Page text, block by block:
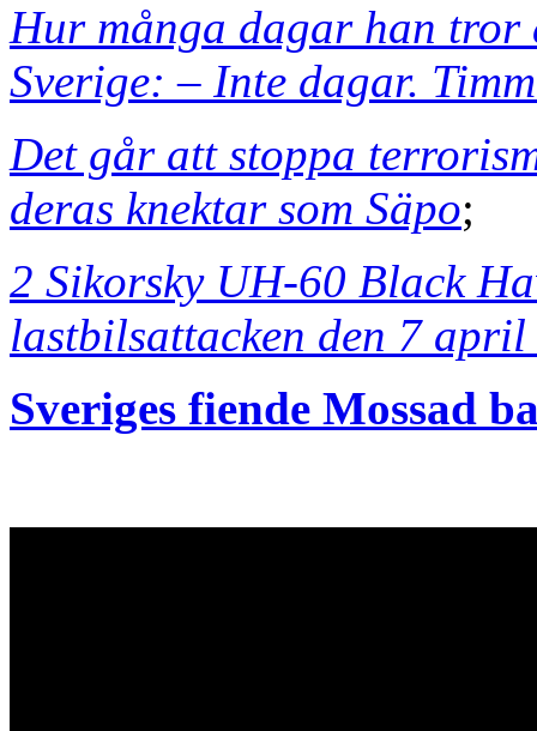
Hur många dagar han tror
Sverige: – Inte dagar.
Det går att stoppa
deras knektar som Säpo;
2 Sikorsky UH-60 Black
lastbilsattacken den 7 april
Sveriges fiende Mossad